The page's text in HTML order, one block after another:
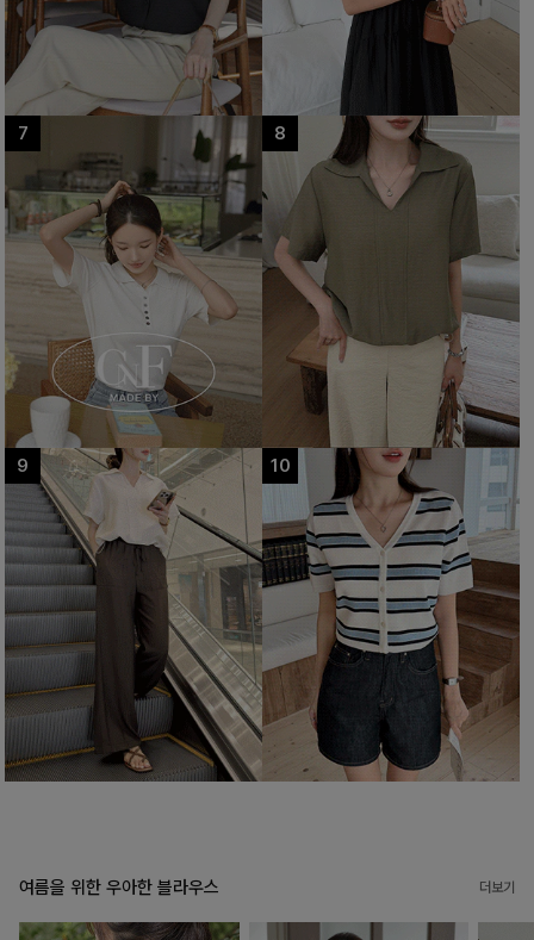
여름을 위한 우아한 블라우스 더보기